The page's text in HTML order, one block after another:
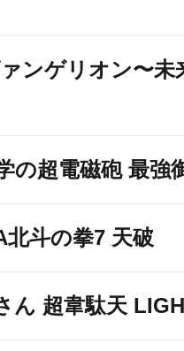
ンゲリオン〜未
の超電磁砲 最強
北斗の拳7 天破
ん 超韋駄天